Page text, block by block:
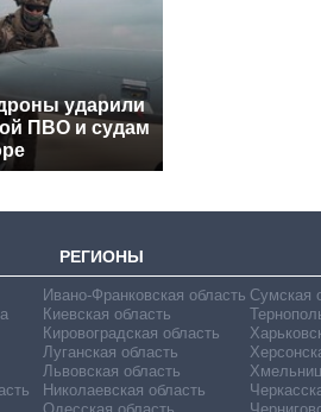
ударили
ПВО и судам
РЕГИОНЫ
Ивано-Франковская область
Киевская область
Кировоградская область
Луганская область
Львовская область
Николаевская область
Сумская